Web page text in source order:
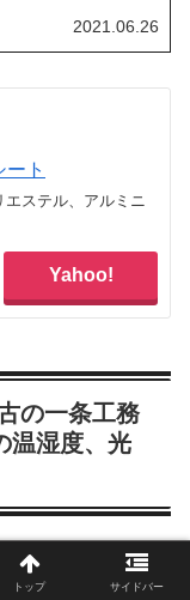
2021.06.26
ト
ステル、アルミニ
Yahoo!
の一条工務
温湿度、光
マート）の温湿
トップ サイドバー